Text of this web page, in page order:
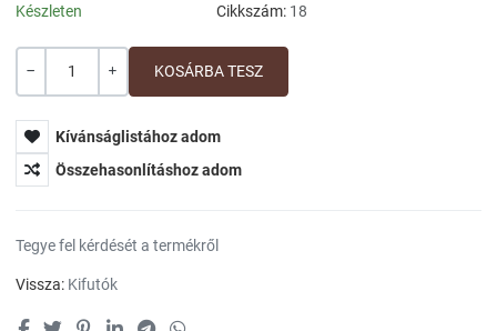
Készleten Cikkszám: 18
Mennyiség
Kívánságlistához adom
Összehasonlításhoz adom
Tegye fel kérdését a termékről
Vissza: Kifutók